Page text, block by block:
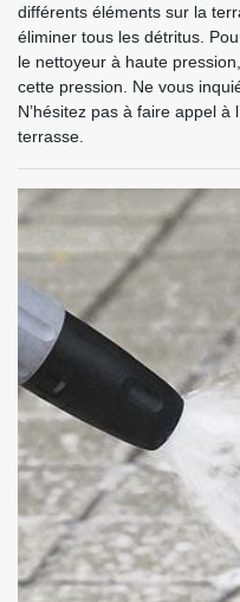
différents éléments sur la
éliminer tous les détritus.
le nettoyeur à haute
cette pression. Ne vous
N’hésitez pas à faire appel à
terrasse.